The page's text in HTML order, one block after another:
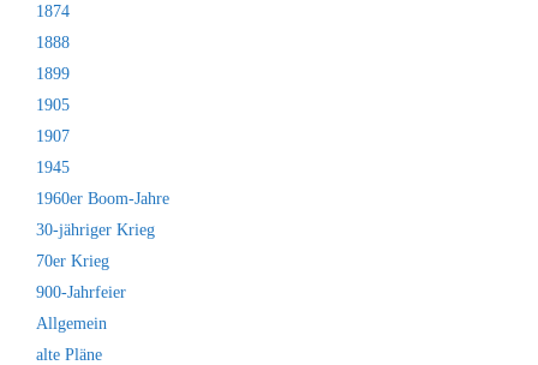
1874
1888
1899
1905
1907
1945
1960er Boom-Jahre
30-jähriger Krieg
70er Krieg
900-Jahrfeier
Allgemein
alte Pläne